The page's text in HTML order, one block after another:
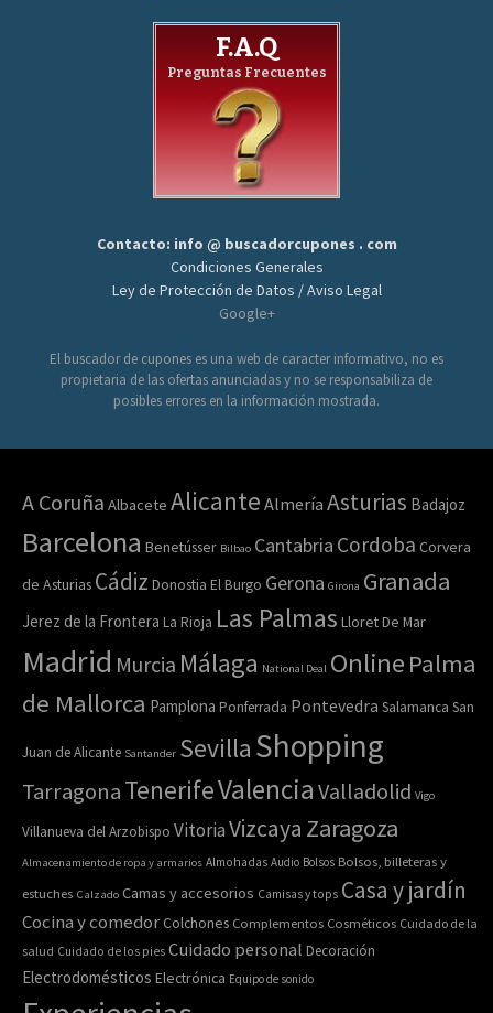
F.A.Q
Preguntas Frecuentes
Contacto: info @ buscadorcupones . com
Condiciones Generales
Ley de Protección de Datos / Aviso Legal
Google+
El buscador de cupones es una web de caracter informativo, no es
propietaria de las ofertas anunciadas y no se responsabiliza de
posibles errores en la información mostrada.
A Coruña Albacete Alicante Almería Asturias Badajoz
Barcelona Benetússer Bilbao Cantabria Cordoba Corvera
de Asturias Cádiz Donostia El Burgo Gerona Girona Granada
Jerez de la Frontera La Rioja Las Palmas Lloret De Mar
Madrid Murcia Málaga National Deal Online Palma
de Mallorca Pamplona Ponferrada Pontevedra Salamanca San
Juan de Alicante Santander Sevilla Shopping
TarragonaTenerifeValencia Valladolid Vigo
Villanueva del Arzobispo VitoriaVizcaya Zaragoza
Almacenamiento de ropa y armarios Almohadas Audio Bolsos Bolsos, billeteras y
estuches Calzado Camas y accesorios Camisas y tops Casa y jardín
Cocina y comedor Colchones Complementos Cosméticos Cuidado de la
salud Cuidado de los pies Cuidado personal Decoración
Electrodomésticos Electrónica Equipo de sonido